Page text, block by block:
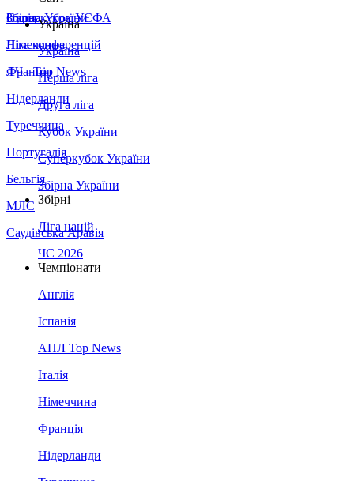
Збірна України
Італія
Німеччина
Франція
Нідерланди
Туреччина
Португалія
Бельгія
МЛС
Саудівська Аравія
Суперкубок УЄФА
Ліга конференцій
ЛЧ - Top News
Україна
Україна
Перша ліга
Друга ліга
Кубок України
Суперкубок України
Збірна України
Збірні
Ліга націй
ЧС 2026
Чемпіонати
Англія
Іспанія
АПЛ Top News
Італія
Німеччина
Франція
Нідерланди